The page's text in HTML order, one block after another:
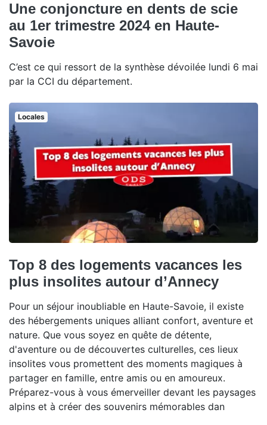
Une conjoncture en dents de scie
au 1er trimestre 2024 en Haute-
Savoie
C’est ce qui ressort de la synthèse dévoilée lundi 6 mai
par la CCI du département.
Locales
Top 8 des logements vacances les
plus insolites autour d’Annecy
Pour un séjour inoubliable en Haute-Savoie, il existe
des hébergements uniques alliant confort, aventure et
nature. Que vous soyez en quête de détente,
d'aventure ou de découvertes culturelles, ces lieux
insolites vous promettent des moments magiques à
partager en famille, entre amis ou en amoureux.
Préparez-vous à vous émerveiller devant les paysages
alpins et à créer des souvenirs mémorables dan